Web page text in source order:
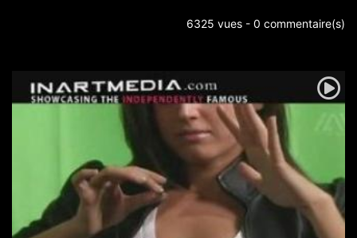
6325 vues - 0 commentaire(s)